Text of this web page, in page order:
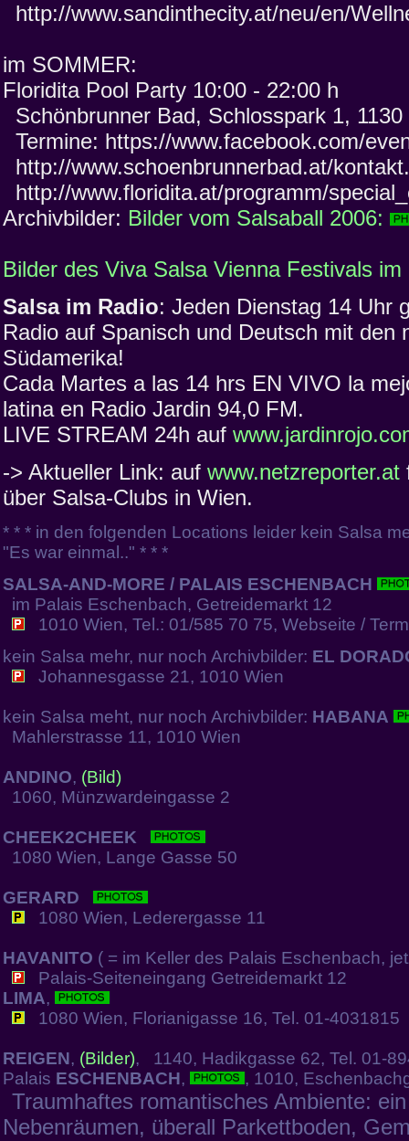
http://www.sandinthecity.at/neu/en/
im SOMMER:
Floridita Pool Party 10:00 - 22:00 h
Schönbrunner Bad, Schlosspark 1, 1130
Termine: https://www.facebook.com/
http://www.schoenbrunnerbad.at/
http://www.floridita.at/programm/
Archivbilder: Bilder vom Salsaball 2006:
Bilder des Viva Salsa Vienna Festivals
Salsa im Radio: Jeden Dienstag 14 Uhr
Radio auf Spanisch und Deutsch mit den
Südamerika!
Cada Martes a las 14 hrs EN VIVO la
latina en Radio Jardin 94,0 FM.
LIVE STREAM 24h auf
-> Aktueller Link: auf www.netzreporter.at
über Salsa-Clubs in Wien.
* * * in den folgenden Locations leider kein Salsa
"Es war einmal.." * * *
SALSA-AND-MORE / PALAIS ESCHENBACH
im Palais Eschenbach, Getreidemarkt 12
1010 Wien, Tel.: 01/585 70 75, Webseite /
kein Salsa mehr, nur noch Archivbilder: EL
Johannesgasse 21, 1010 Wien
kein Salsa meht, nur noch Archivbilder: HABANA
Mahlerstrasse 11, 1010 Wien
ANDINO, (Bild)
1060, Münzwardeingasse 2
CHEEK2CHEEK
1080 Wien, Lange Gasse 50
GERARD
1080 Wien, Lederergasse 11
HAVANITO ( = im Keller des Palais Eschenbach,
Palais-Seiteneingang Getreidemarkt 12
LIMA,
1080 Wien, Florianigasse 16, Tel. 01-4031815
REIGEN, (Bilder), 1140, Hadikgasse 62, Tel. 01-
Palais ESCHENBACH, , 1010,
Traumhaftes romantisches Ambiente:
Nebenräumen, überall Parkettboden,